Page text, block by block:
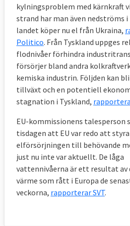
kylningsproblem med kärnkraft
strand har man även nedströms i
landet köper nu el från Ukraina,
Politico. Från Tyskland uppges
flodnivåer förhindra
försörjer bland andra
kemiska industrin. Följden kan
tillväxt och en potentiell
stagnation i Tyskland,
EU-kommissionens talesperson
tisdagen att EU var redo att
elförsörjningen till behövande
just nu inte var aktuellt. De låga
vattennivåerna är ett resultat av
värme som rått i Europa de
veckorna, rapporterar SVT.